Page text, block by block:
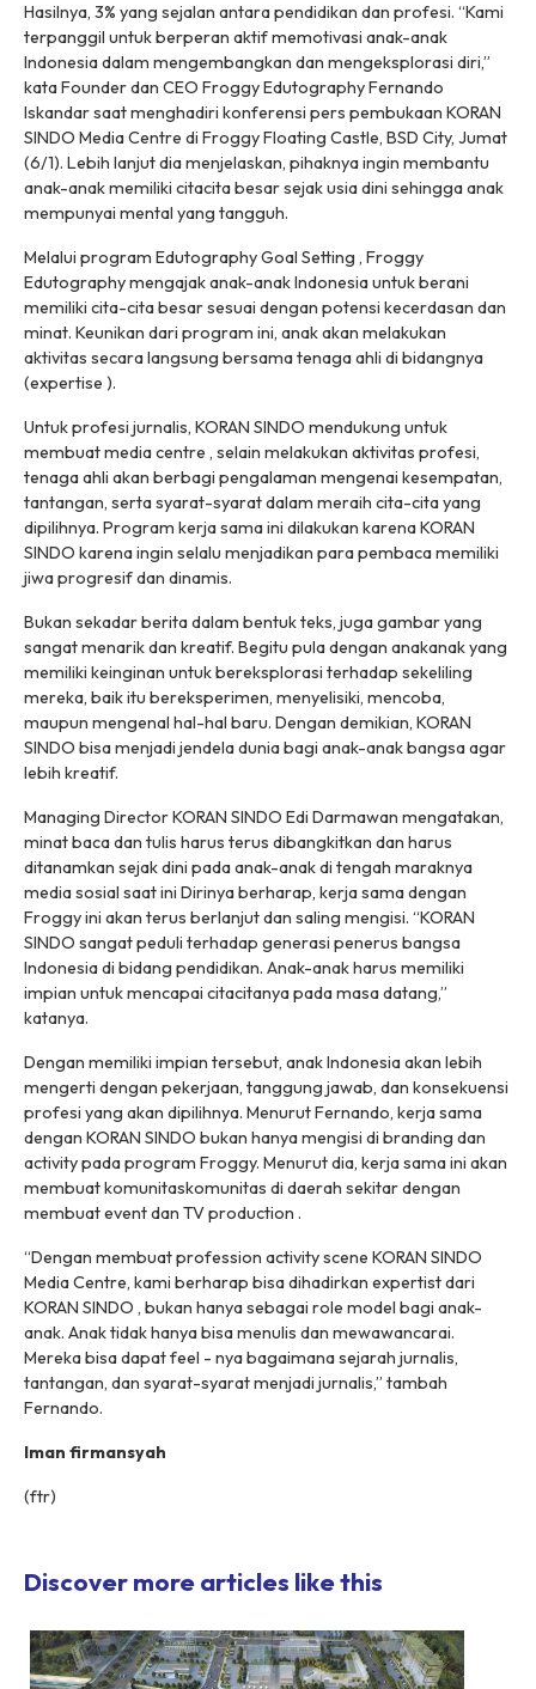
Hasilnya, 3% yang sejalan antara pendidikan dan profesi. “Kami
terpanggil untuk berperan aktif memotivasi anak-anak
Indonesia dalam mengembangkan dan mengeksplorasi diri,”
kata Founder dan CEO Froggy Edutography Fernando
Iskandar saat menghadiri konferensi pers pembukaan KORAN
SINDO Media Centre di Froggy Floating Castle, BSD City, Jumat
(6/1). Lebih lanjut dia menjelaskan, pihaknya ingin membantu
anak-anak memiliki citacita besar sejak usia dini sehingga anak
mempunyai mental yang tangguh.
Melalui program Edutography Goal Setting , Froggy
Edutography mengajak anak-anak Indonesia untuk berani
memiliki cita-cita besar sesuai dengan potensi kecerdasan dan
minat. Keunikan dari program ini, anak akan melakukan
aktivitas secara langsung bersama tenaga ahli di bidangnya
(expertise ).
Untuk profesi jurnalis, KORAN SINDO mendukung untuk
membuat media centre , selain melakukan aktivitas profesi,
tenaga ahli akan berbagi pengalaman mengenai kesempatan,
tantangan, serta syarat-syarat dalam meraih cita-cita yang
dipilihnya. Program kerja sama ini dilakukan karena KORAN
SINDO karena ingin selalu menjadikan para pembaca memiliki
jiwa progresif dan dinamis.
Bukan sekadar berita dalam bentuk teks, juga gambar yang
sangat menarik dan kreatif. Begitu pula dengan anakanak yang
memiliki keinginan untuk bereksplorasi terhadap sekeliling
mereka, baik itu bereksperimen, menyelisiki, mencoba,
maupun mengenal hal-hal baru. Dengan demikian, KORAN
SINDO bisa menjadi jendela dunia bagi anak-anak bangsa agar
lebih kreatif.
Managing Director KORAN SINDO Edi Darmawan mengatakan,
minat baca dan tulis harus terus dibangkitkan dan harus
ditanamkan sejak dini pada anak-anak di tengah maraknya
media sosial saat ini Dirinya berharap, kerja sama dengan
Froggy ini akan terus berlanjut dan saling mengisi. “KORAN
SINDO sangat peduli terhadap generasi penerus bangsa
Indonesia di bidang pendidikan. Anak-anak harus memiliki
impian untuk mencapai citacitanya pada masa datang,”
katanya.
Dengan memiliki impian tersebut, anak Indonesia akan lebih
mengerti dengan pekerjaan, tanggung jawab, dan konsekuensi
profesi yang akan dipilihnya. Menurut Fernando, kerja sama
dengan KORAN SINDO bukan hanya mengisi di branding dan
activity pada program Froggy. Menurut dia, kerja sama ini akan
membuat komunitaskomunitas di daerah sekitar dengan
membuat event dan TV production .
“Dengan membuat profession activity scene KORAN SINDO
Media Centre, kami berharap bisa dihadirkan expertist dari
KORAN SINDO , bukan hanya sebagai role model bagi anak-
anak. Anak tidak hanya bisa menulis dan mewawancarai.
Mereka bisa dapat feel - nya bagaimana sejarah jurnalis,
tantangan, dan syarat-syarat menjadi jurnalis,” tambah
Fernando.
Iman firmansyah
(ftr)
Discover more articles like this